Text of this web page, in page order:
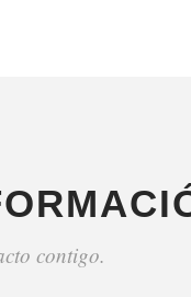
contigo.